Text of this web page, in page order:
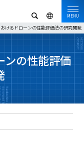
MENU
けるドローンの性能評価法の研究開発
ンの性能評価